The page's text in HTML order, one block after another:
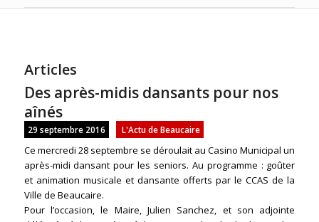
Articles
Des après-midis dansants pour nos
aînés
29 septembre 2016 L'Actu de Beaucaire
Ce mercredi 28 septembre se déroulait au Casino Municipal un
après-midi dansant pour les seniors. Au programme : goûter
et animation musicale et dansante offerts par le CCAS de la
Ville de Beaucaire.
Pour l’occasion, le Maire, Julien Sanchez, et son adjointe